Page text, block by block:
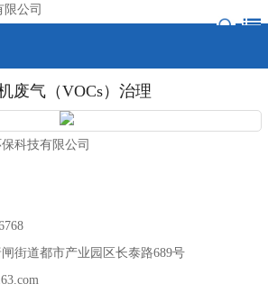
废气（VOCs）治理
科技有限公司
街道都市产业园区长泰路689号